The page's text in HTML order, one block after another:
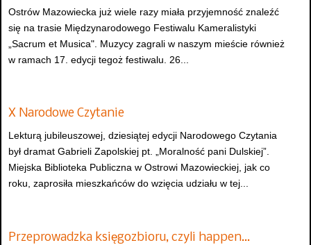
Ostrów Mazowiecka już wiele razy miała przyjemność znaleźć
się na trasie Międzynarodowego Festiwalu Kameralistyki
„Sacrum et Musica". Muzycy zagrali w naszym mieście również
w ramach 17. edycji tegoż festiwalu. 26...
X Narodowe Czytanie
Lekturą jubileuszowej, dziesiątej edycji Narodowego Czytania
był dramat Gabrieli Zapolskiej pt. „Moralność pani Dulskiej”.
Miejska Biblioteka Publiczna w Ostrowi Mazowieckiej, jak co
roku, zaprosiła mieszkańców do wzięcia udziału w tej...
Przeprowadzka księgozbioru, czyli happen…